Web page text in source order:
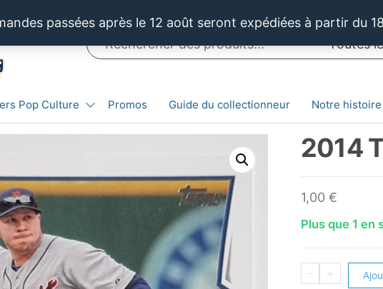
passées après le 12 août seront expédiées à partir du
Pop Culture Promos Guide du collectionneur Notre histoire
2014
1,00 €
Plus que 1 en
-
quantité
+